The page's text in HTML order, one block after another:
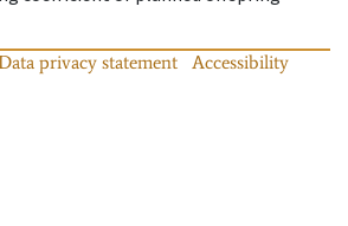
privacy statement
Accessibility